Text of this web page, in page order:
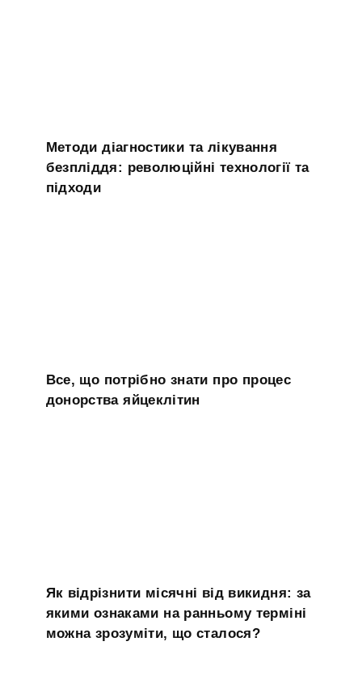
Методи діагностики та лікування
безпліддя: революційні технології та
підходи
Все, що потрібно знати про процес
донорства яйцеклітин
Як відрізнити місячні від викидня: за
якими ознаками на ранньому терміні
можна зрозуміти, що сталося?